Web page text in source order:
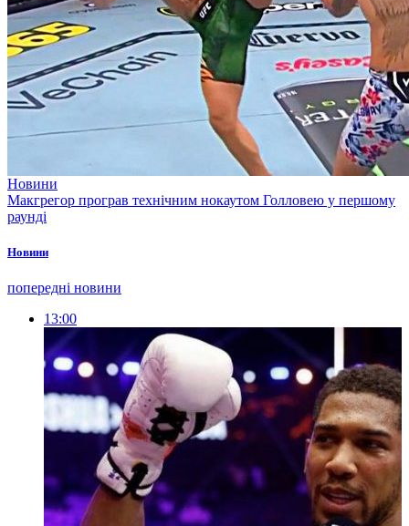
Новини
Макгрегор програв технічним нокаутом Голловею у першому
раунді
Новини
попередні новини
13:00